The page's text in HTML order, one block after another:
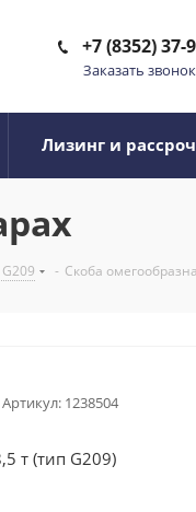
+7 (8352) 37-
Заказать звонок
Лизинг и
- Скоба
Артикул: 1238504
т (тип G209)